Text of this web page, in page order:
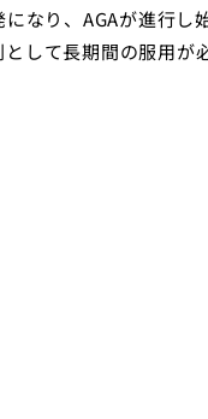
なり、AGAが進行し
して長期間の服用が